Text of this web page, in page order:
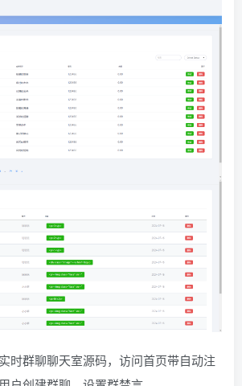
时群聊聊天室源码，访问首页带自动注